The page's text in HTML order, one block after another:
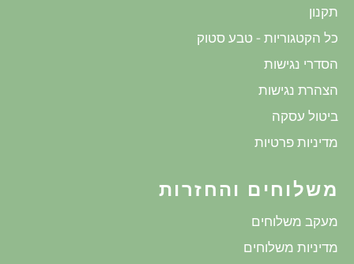
תקנון
כל הקטגוריות - טבע סטוק
הסדרי נגישות
הצהרת נגישות
ביטול עסקה
מדיניות פרטיות
משלוחים והחזרות
מעקב משלוחים
מדיניות משלוחים